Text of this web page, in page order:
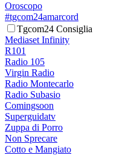
Oroscopo
#tgcom24amarcord
Tgcom24 Consiglia
Mediaset Infinity
R101
Radio 105
Virgin Radio
Radio Montecarlo
Radio Subasio
Comingsoon
Superguidatv
Zuppa di Porro
Non Sprecare
Cotto e Mangiato